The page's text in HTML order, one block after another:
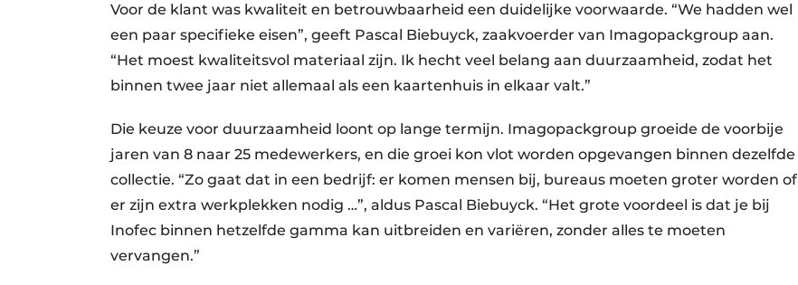
Voor de klant was kwaliteit en betrouwbaarheid een duidelijke voorwaarde. “We hadden wel
een paar specifieke eisen”, geeft Pascal Biebuyck, zaakvoerder van Imagopackgroup aan.
“Het moest kwaliteitsvol materiaal zijn. Ik hecht veel belang aan duurzaamheid, zodat het
binnen twee jaar niet allemaal als een kaartenhuis in elkaar valt.”
Die keuze voor duurzaamheid loont op lange termijn. Imagopackgroup groeide de voorbije
jaren van 8 naar 25 medewerkers, en die groei kon vlot worden opgevangen binnen dezelfde
collectie. “Zo gaat dat in een bedrijf: er komen mensen bij, bureaus moeten groter worden of
er zijn extra werkplekken nodig …”, aldus Pascal Biebuyck. “Het grote voordeel is dat je bij
Inofec binnen hetzelfde gamma kan uitbreiden en ­variëren, zonder alles te moeten
vervangen.”